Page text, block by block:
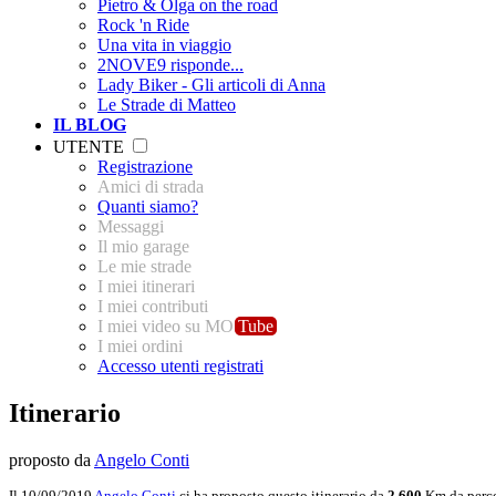
Pietro & Olga on the road
Rock 'n Ride
Una vita in viaggio
2NOVE9 risponde...
Lady Biker - Gli articoli di Anna
Le Strade di Matteo
IL BLOG
UTENTE
Registrazione
Amici di strada
Quanti siamo?
Messaggi
Il mio garage
Le mie strade
I miei itinerari
I miei contributi
I miei video su MO Tube
I miei ordini
Accesso utenti registrati
Itinerario
proposto da Angelo Conti